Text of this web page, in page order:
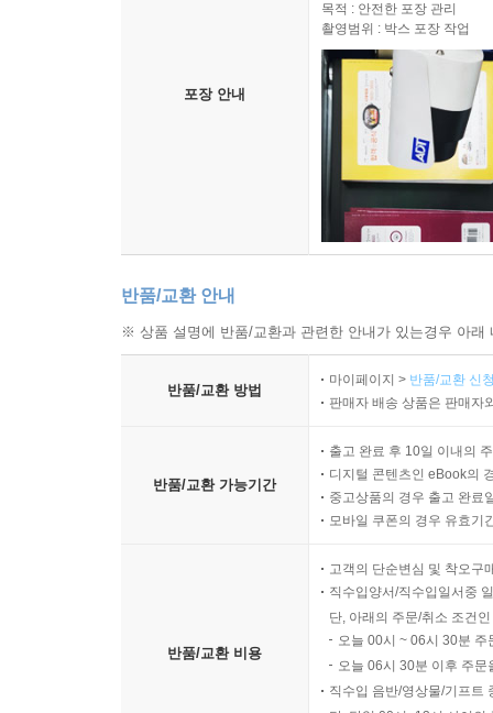
포장 안내
목적 : 안전한 포장 관리
촬영범위 : 박스 포장 작업
반품/교환 안내
※ 상품 설명에 반품/교환과 관련한 안내가 있는경우 아
반품/교환 방법
마이페이지 > 반품/교환 신
판매자 배송 상품은 판매자
반품/교환 가능기간
출고 완료 후 10일 이내의
디지털 콘텐츠인 eBook의
중고상품의 경우 출고 완료
모바일 쿠폰의 경우 유효기
반품/교환 비용
고객의 단순변심 및 착오구
직수입양서/직수입일서중
단, 아래의 주문/취소 조건
오늘 00시 ~ 06시 30분
오늘 06시 30분 이후 주
직수입 음반/영상물/기프트